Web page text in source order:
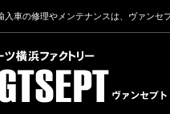
入車の修理やメンテナンスは、ヴァンセ